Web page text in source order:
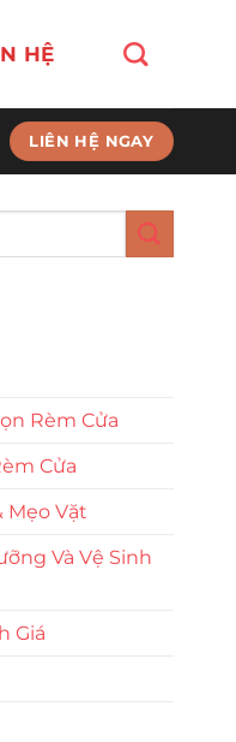
HỆ
LIÊN HỆ NGAY
Rèm Cửa
Cửa
Mẹo Vặt
Và Vệ Sinh
Giá